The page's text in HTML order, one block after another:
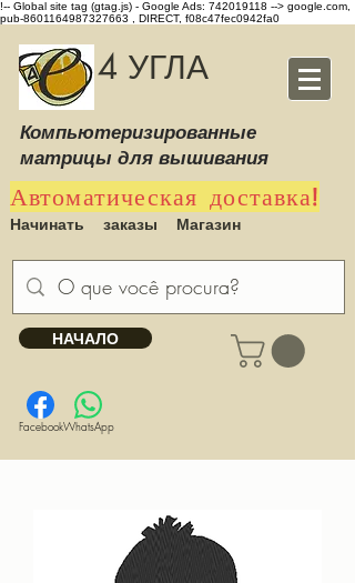
!-- Global site tag (gtag.js) - Google Ads: 742019118 --> google.com,
pub-8601164987327663 , DIRECT, f08c47fec0942fa0
4 УГЛА
Компьютеризированные
матрицы для вышивания
Автоматическая доставка!
Начинать заказы Магазин
НАЧАЛО
FacebookWhatsApp